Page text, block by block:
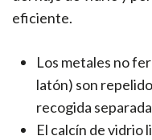
eficiente.
Los metales no
latón) son
recogida
El calcín de vidrio